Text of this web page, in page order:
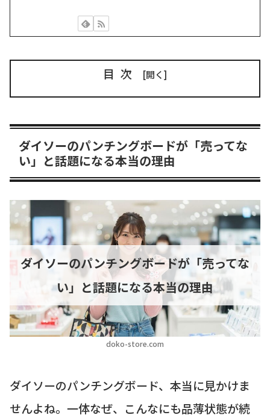
目次
ダイソーのパンチングボードが「売ってな
い」と話題になる本当の理由
doko-store.com
ダイソーのパンチングボードが「売ってな
い」と話題になる本当の理由
ダイソーのパンチングボード、本当に見かけま
せんよね。一体なぜ、こんなにも品薄状態が続